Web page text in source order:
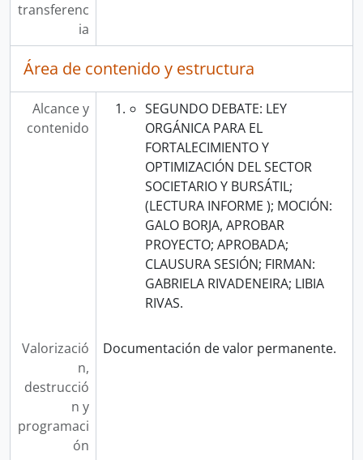
transferenc
ia
Área de contenido y estructura
Alcance y
contenido
SEGUNDO DEBATE: LEY
ORGÁNICA PARA EL
FORTALECIMIENTO Y
OPTIMIZACIÓN DEL SECTOR
SOCIETARIO Y BURSÁTIL;
(LECTURA INFORME ); MOCIÓN:
GALO BORJA, APROBAR
PROYECTO; APROBADA;
CLAUSURA SESIÓN; FIRMAN:
GABRIELA RIVADENEIRA; LIBIA
RIVAS.
Valorizació
n,
destrucció
n y
programaci
ón
Documentación de valor permanente.